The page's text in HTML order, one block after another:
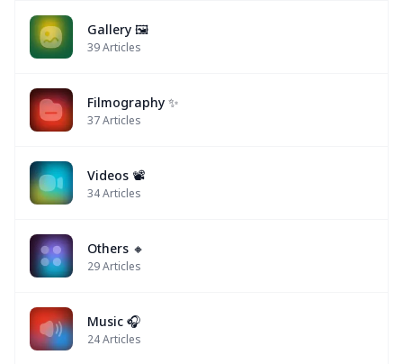
Gallery 🖼️
39Articles
Filmography ✨
37Articles
Videos 📽
34Articles
Others 🔸
29Articles
Music 🎧
24Articles